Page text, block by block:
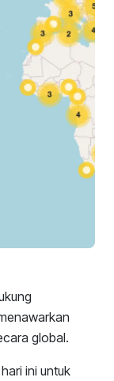
global.
ini untuk